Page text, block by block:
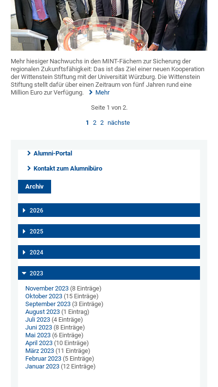
Mehr hiesiger Nachwuchs in den MINT-Fächern zur Sicherung der
regionalen Zukunftsfähigkeit: Das ist das Ziel einer neuen Kooperation
der Wittenstein Stiftung mit der Universität Würzburg. Die Wittenstein
Stiftung stellt dafür über einen Zeitraum von fünf Jahren rund eine
Million Euro zur Verfügung.
Mehr
Seite 1 von 2.
1 2 2 nächste
Alumni-Portal
Kontakt zum Alumnibüro
Archiv
2026
2025
2024
2023
November 2023 (8 Einträge)
Oktober 2023 (15 Einträge)
September 2023 (3 Einträge)
August 2023 (1 Eintrag)
Juli 2023 (4 Einträge)
Juni 2023 (8 Einträge)
Mai 2023 (6 Einträge)
April 2023 (10 Einträge)
März 2023 (11 Einträge)
Februar 2023 (5 Einträge)
Januar 2023 (12 Einträge)